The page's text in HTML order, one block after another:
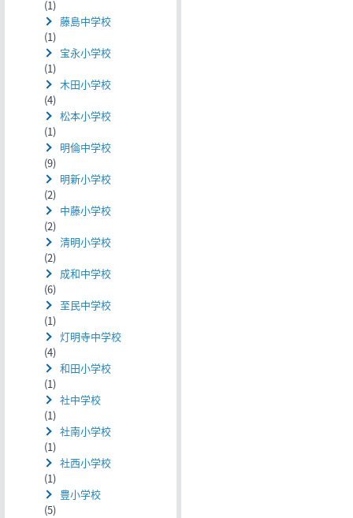
(1)
藤島中学校
(1)
宝永小学校
(1)
木田小学校
(4)
松本小学校
(1)
明倫中学校
(9)
明新小学校
(2)
中藤小学校
(2)
清明小学校
(2)
成和中学校
(6)
至民中学校
(1)
灯明寺中学校
(4)
和田小学校
(1)
社中学校
(1)
社南小学校
(1)
社西小学校
(1)
豊小学校
(5)